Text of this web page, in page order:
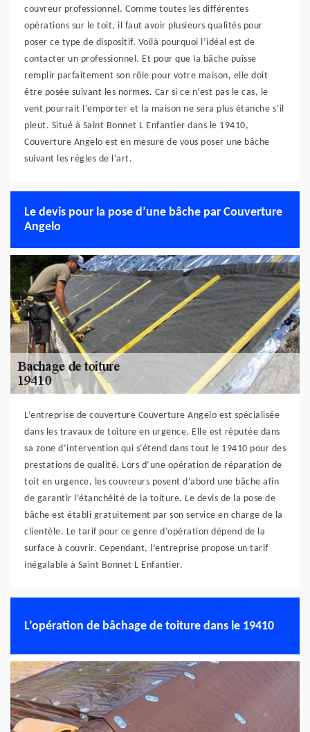
couvreur professionnel. Comme toutes les différentes
opérations sur le toit, il faut avoir plusieurs qualités pour
poser ce type de dispositif. Voilà pourquoi l’idéal est de
contacter un professionnel. Et pour que la bâche puisse
remplir parfaitement son rôle pour votre maison, elle doit
être posée suivant les normes. Car si ce n’est pas le cas, le
vent pourrait l’emporter et la maison ne sera plus étanche s’il
pleut. Situé à Saint Bonnet L Enfantier dans le 19410,
Couverture Angelo est en mesure de vous poser une bâche
suivant les règles de l’art.
Le devis pour la pose d’une bâche par Couverture
Angelo
L’entreprise de couverture Couverture Angelo est spécialisée
dans les travaux de toiture en urgence. Elle est réputée dans
sa zone d’intervention qui s’étend dans tout le 19410 pour des
prestations de qualité. Lors d’une opération de réparation de
toit en urgence, les couvreurs posent d’abord une bâche afin
de garantir l’étanchéité de la toiture. Le devis de la pose de
bâche est établi gratuitement par son service en charge de la
clientèle. Le tarif pour ce genre d’opération dépend de la
surface à couvrir. Cependant, l’entreprise propose un tarif
inégalable à Saint Bonnet L Enfantier.
L’opération de bâchage de toiture dans le 19410